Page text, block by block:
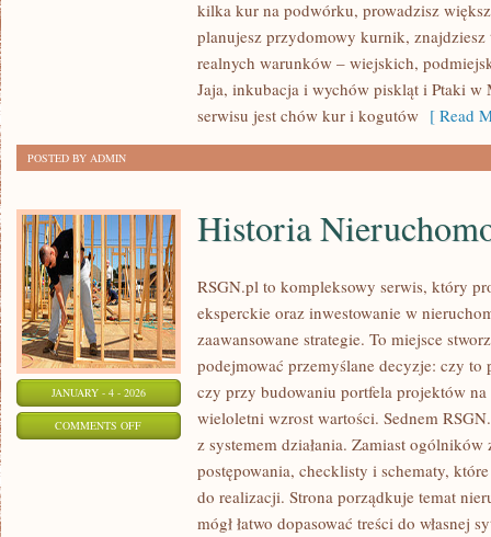
kilka kur na podwórku, prowadzisz
planujesz przydomowy kurnik,
realnych warunków – wiejskich,
Jaja, inkubacja i wychów piskląt i Ptaki
serwisu jest chów kur i kogutów [ Read
POSTED BY ADMIN
JANUARY - 4 - 2026
COMMENTS OFFON
NIERUCHOMOŚCI
Historia
RSGN.pl to kompleksowy serwis, który
eksperckie oraz inwestowanie w
zaawansowane strategie. To miejsce
podejmować przemyślane decyzje: czy
czy przy budowaniu portfela projektów
wieloletni wzrost wartości. Sednem
z systemem działania. Zamiast
postępowania, checklisty i schematy,
do realizacji. Strona porządkuje temat
mógł łatwo dopasować treści do własnej